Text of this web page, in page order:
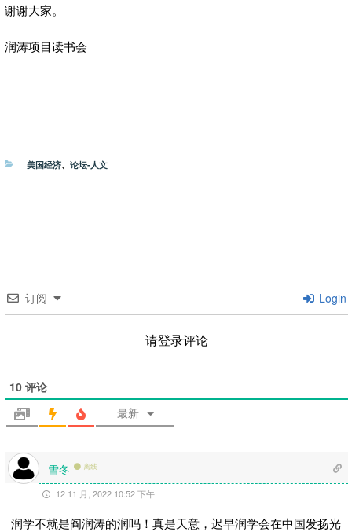
谢谢大家。
润涛项目读书会
分
美国经济、 论坛-人文
订阅 Login
请登录评论
10 评论
最新
雪冬 离线
12 11 月, 2022 10:52 下午
润学不就是阎润涛的润吗！真是天意，迟早润学会在中国发扬光